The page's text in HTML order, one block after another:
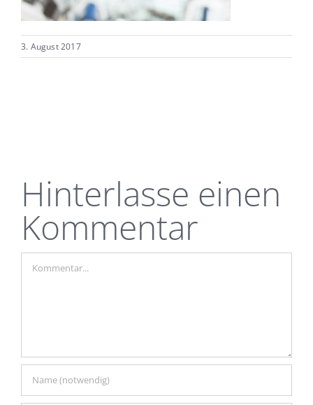
3. August 2017
Hinterlasse einen
Kommentar